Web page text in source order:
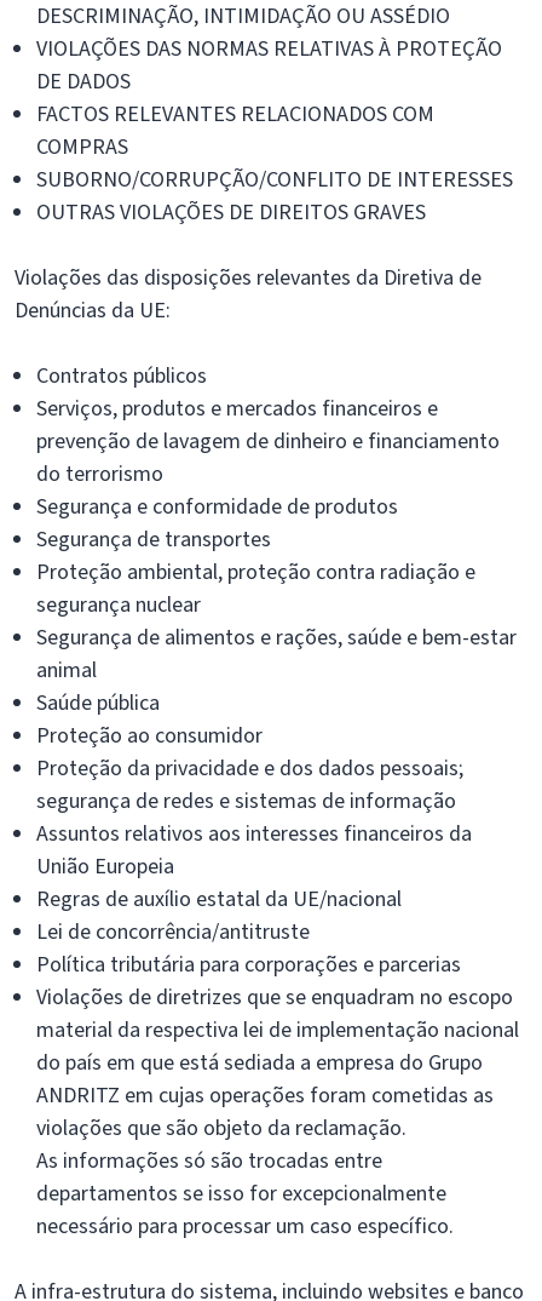
DESCRIMINAÇÃO, INTIMIDAÇÃO OU ASSÉDIO
VIOLAÇÕES DAS NORMAS RELATIVAS À PROTEÇÃO
DE DADOS
FACTOS RELEVANTES RELACIONADOS COM
COMPRAS
SUBORNO/CORRUPÇÃO/CONFLITO DE INTERESSES
OUTRAS VIOLAÇÕES DE DIREITOS GRAVES
Violações das disposições relevantes da Diretiva de
Denúncias da UE:
Contratos públicos
Serviços, produtos e mercados financeiros e
prevenção de lavagem de dinheiro e financiamento
do terrorismo
Segurança e conformidade de produtos
Segurança de transportes
Proteção ambiental, proteção contra radiação e
segurança nuclear
Segurança de alimentos e rações, saúde e bem-estar
animal
Saúde pública
Proteção ao consumidor
Proteção da privacidade e dos dados pessoais;
segurança de redes e sistemas de informação
Assuntos relativos aos interesses financeiros da
União Europeia
Regras de auxílio estatal da UE/nacional
Lei de concorrência/antitruste
Política tributária para corporações e parcerias
Violações de diretrizes que se enquadram no escopo
material da respectiva lei de implementação nacional
do país em que está sediada a empresa do Grupo
ANDRITZ em cujas operações foram cometidas as
violações que são objeto da reclamação.
As informações só são trocadas entre
departamentos se isso for excepcionalmente
necessário para processar um caso específico.
A infra-estrutura do sistema, incluindo websites e banco